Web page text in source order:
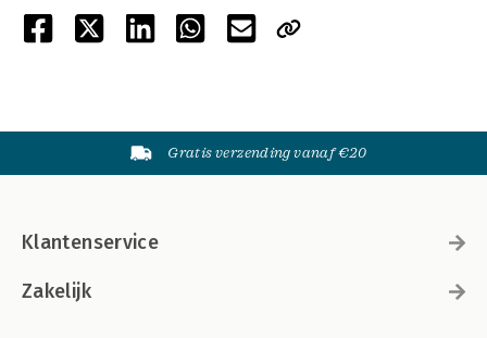
Gratis verzending vanaf €20
Klantenservice
Zakelijk